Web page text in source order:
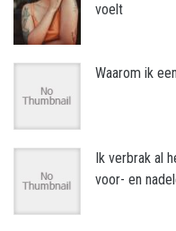
voelt
Waarom ik
Ik verbrak al
voor- en